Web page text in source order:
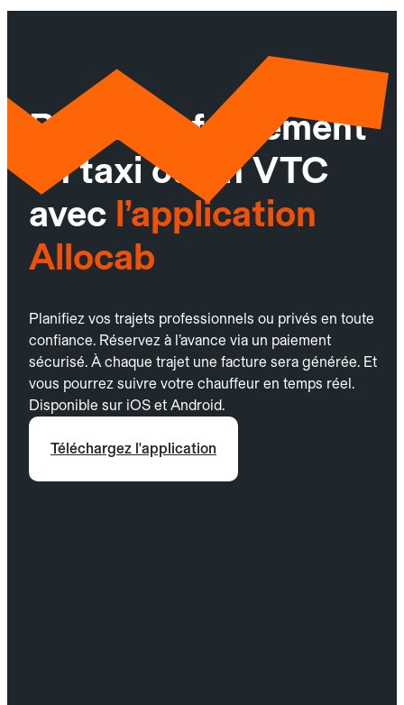
Réservez facilement
un taxi ou un VTC
avec l’application
Allocab
Planifiez vos trajets professionnels ou privés en toute
confiance. Réservez à l’avance via un paiement
sécurisé. À chaque trajet une facture sera générée. Et
vous pourrez suivre votre chauffeur en temps réel.
Disponible sur iOS et Android.
Téléchargez l'application